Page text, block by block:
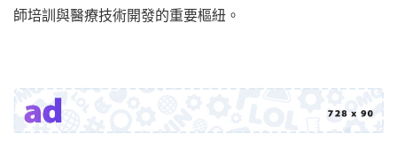
師培訓與醫療技術開發的重要樞紐。